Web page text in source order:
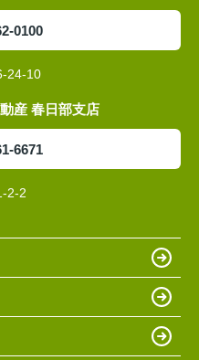
0100
24-10
産 春日部支店
6671
2-2